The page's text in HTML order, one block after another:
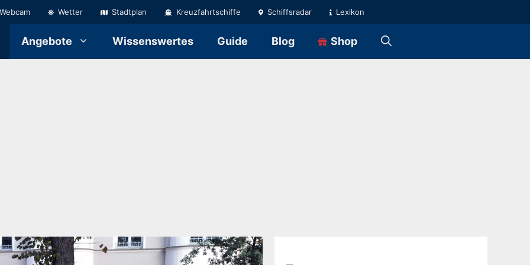
Webcam Wetter Stadtplan Kreuzfahrtschiffe Schiffsradar Lexikon
Angebote Wissenswertes Guide Blog Shop